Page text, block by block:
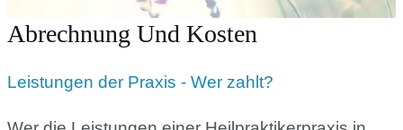
Abrechnung Und Kosten
Leistungen der Praxis - Wer zahlt?